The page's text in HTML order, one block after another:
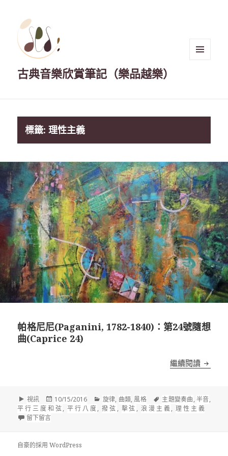
古典音樂欣賞筆記（樂品越樂）
標籤:理性主義
帕格尼尼(Paganini, 1782-1840)：第24號隨想
曲(Caprice 24)
繼續閱讀 帕格
格
式
視訊
發
佈
10/15/2016
分
類
旋律, 曲類,風格
標
籤
主題變奏曲,半音,
平行三度和弦,平行八度,撥弦, 擊弦,浪漫主義,理性主義
留下留言在 帕格尼尼(Paganini, 1782-1840)：第24號隨想曲(Caprice 24)
自豪的採用 WordPress